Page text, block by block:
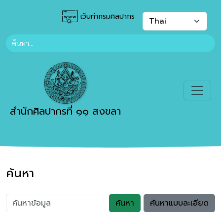
เว็บท่ากรมศิลปากร
สำนักศิลปากรที่ ๑๑ สงขลา
ค้นหา
ค้นหา ค้นหาแบบละเอียด